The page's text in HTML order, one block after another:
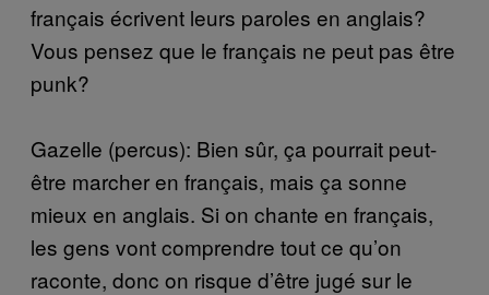
français écrivent leurs paroles en anglais?
Vous pensez que le français ne peut pas être
punk?
Gazelle (percus): Bien sûr, ça pourrait peut-
être marcher en français, mais ça sonne
mieux en anglais. Si on chante en français,
les gens vont comprendre tout ce qu’on
raconte, donc on risque d’être jugé sur le